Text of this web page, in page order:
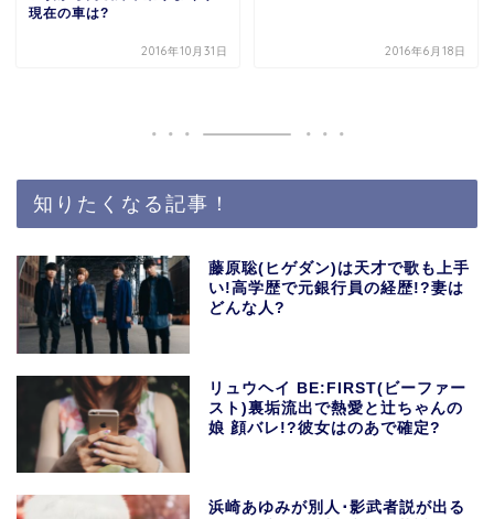
現在の車は?
2016年10月31日 2016年6月18日
知りたくなる記事！
藤原聡(ヒゲダン)は天才で歌も上手
い!高学歴で元銀行員の経歴!?妻は
どんな人?
リュウヘイ BE:FIRST(ビーファー
スト)裏垢流出で熱愛と辻ちゃんの
娘 顔バレ!?彼女はのあで確定?
浜崎あゆみが別人･影武者説が出る